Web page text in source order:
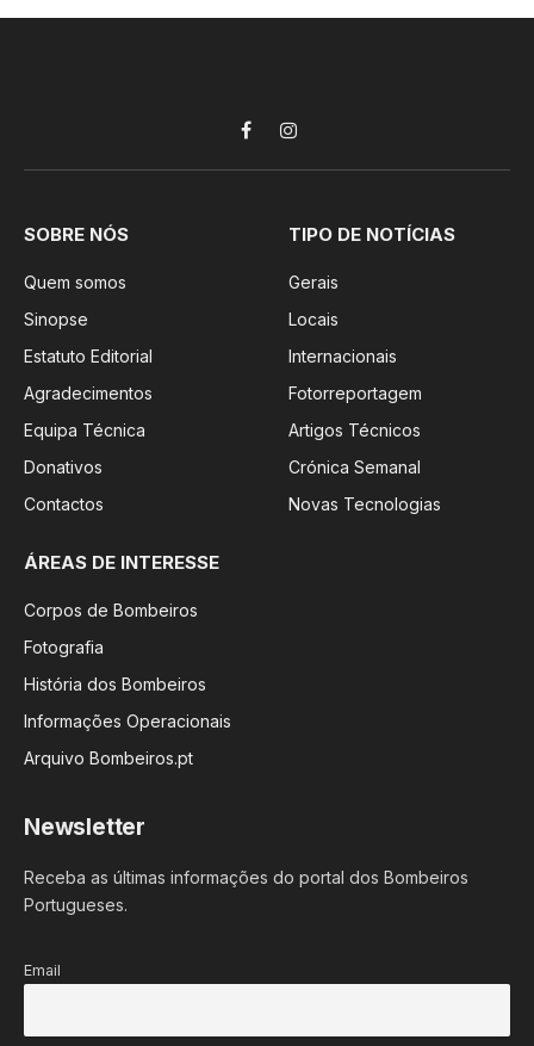
FacebookInstagram
SOBRE NÓS
Quem somos
Sinopse
Estatuto Editorial
Agradecimentos
Equipa Técnica
Donativos
Contactos
TIPO DE NOTÍCIAS
Gerais
Locais
Internacionais
Fotorreportagem
Artigos Técnicos
Crónica Semanal
Novas Tecnologias
ÁREAS DE INTERESSE
Corpos de Bombeiros
Fotografia
História dos Bombeiros
Informações Operacionais
Arquivo Bombeiros.pt
Newsletter
Receba as últimas informações do portal dos Bombeiros
Portugueses.
Email